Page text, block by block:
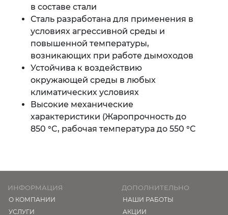
в составе стали
Сталь разработана для применения в
условиях агрессивной среды и
повышенной температуры,
возникающих при работе дымоходов
Устойчива к воздействию
окружающей среды в любых
климатических условиях
Высокие механические
характеристики (Жаропрочность до
850 °C, рабочая температура до 550 °C
ИНФОРМАЦИЯ
О КОМПАНИИ
УСЛУГИ
ДОПОЛНИТЕЛЬНО
НАШИ РАБОТЫ
АКЦИИ